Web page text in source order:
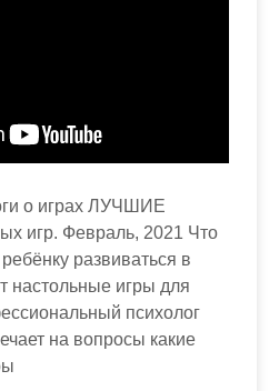
о играх ЛУЧШИЕ
игр. Февраль, 2021 Что
развиваться в
настольные игры для
психолог
на вопросы какие